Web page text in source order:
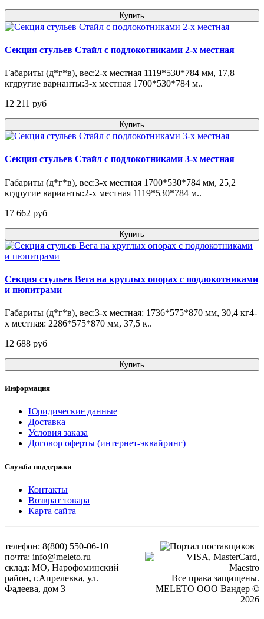
Купить
Секция стульев Стайл с подлокотниками 2-х местная
Габариты (д*г*в), вес:2-х местная 1119*530*784 мм, 17,8
кгдругие варианты:3-х местная 1700*530*784 м..
12 211 pуб
Купить
Секция стульев Стайл с подлокотниками 3-х местная
Габариты (д*г*в), вес:3-х местная 1700*530*784 мм, 25,2
кгдругие варианты:2-х местная 1119*530*784 м..
17 662 pуб
Купить
Секция стульев Вега на круглых опорах с подлокотниками
и пюпитрами
Габариты (д*г*в), вес:3-х местная: 1736*575*870 мм, 30,4 кг4-
х местная: 2286*575*870 мм, 37,5 к..
12 688 pуб
Купить
Информация
Юридические данные
Доставка
Условия заказа
Договор оферты (интернет-эквайринг)
Служба поддержки
Контакты
Возврат товара
Карта сайта
телефон: 8(800) 550-06-10
почта: info@meleto.ru
склад: МО, Нарофоминский
район, г.Апрелевка, ул.
Фадеева, дом 3
Все права защищены.
MELETO OOO Вандер ©
2026